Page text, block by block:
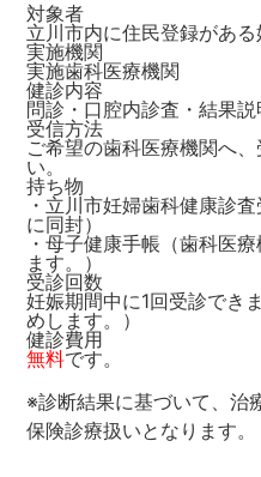
対象者
立川市内に住民登録があ
実施機関
実施歯科医療機関
健診内容
問診・口腔内診査・結果説
受信方法
ご希望の歯科医療機関へ
い。
持ち物
・立川市妊婦歯科健康診
に同封）
・母子健康手帳（歯科医
ます。）
受診回数
妊娠期間中に1回受診でき
めします。）
健診費用
無料です。
※診断結果に基づいて、治
保険診療扱いとなります。